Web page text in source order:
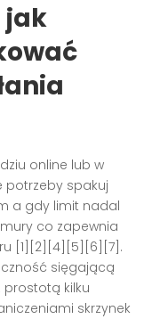
jak
online lub w
potrzeby spakuj
a gdy limit nadal
co zapewnia
[1][2][4][5][6][7].
sięgającą
prostotą kilku
skrzynek